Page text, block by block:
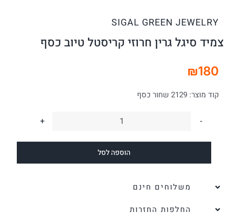
SIGAL GREEN JEWELRY
צמיד סיגל גרין חרוזי קריסטל טיוב כסף
₪180
קוד מוצר: 2129 שחור כסף
כמות
של
צמיד
הוספה לסל
משלוחים חינם
החלפות החזרות